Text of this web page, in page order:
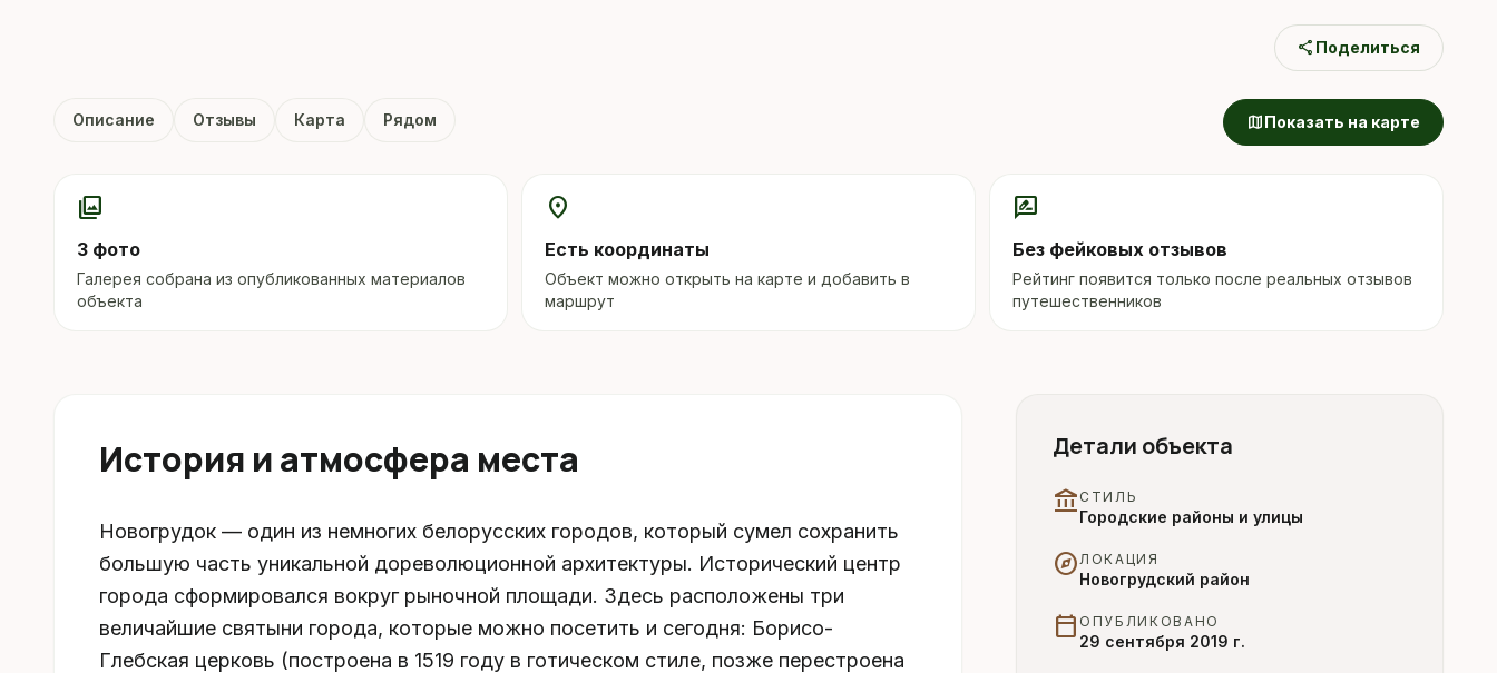
share Поделиться
Описание Отзывы Карта Рядом mapПоказать на карте
photo_library
3 фото
Галерея собрана из опубликованных материалов
объекта
location_on
Есть координаты
Объект можно открыть на карте и добавить в
маршрут
rate_review
Без фейковых отзывов
Рейтинг появится только после реальных отзывов
путешественников
История и атмосфера места
Новогрудок — один из немногих белорусских городов, который сумел сохранить
большую часть уникальной дореволюционной архитектуры. Исторический центр
города сформировался вокруг рыночной площади. Здесь расположены три
величайшие святыни города, которые можно посетить и сегодня: Борисо-
Глебская церковь (построена в 1519 году в готическом стиле, позже перестроена
Детали объекта
account_balance СТИЛЬ
Городские районы и улицы
explore ЛОКАЦИЯ
Новогрудский район
calendar_today ОПУБЛИКОВАНО
29 сентября 2019 г.